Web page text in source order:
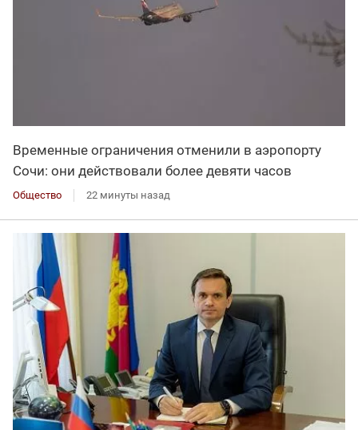
Временные ограничения отменили в аэропорту
Сочи: они действовали более девяти часов
Общество 22 минуты назад